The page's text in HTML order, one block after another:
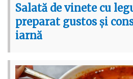
Salată de vinete cu
preparat gustos și
iarnă